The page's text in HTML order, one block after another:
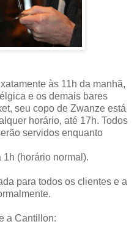
às 11h da manhã,
e os demais bares
seu copo de Zwanze está
horário, até 17h. Todos
servidos enquanto
(horário normal).
para todos os clientes e a
a Cantillon: